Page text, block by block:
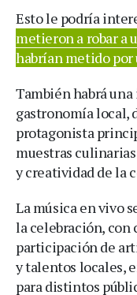
Esto le podría
metieron a robar a
habrían metido por
También habrá
gastronomía local,
protagonista
muestras
y creatividad de la
La música en vivo
la celebración,
participación de
y talentos locales,
para distintos